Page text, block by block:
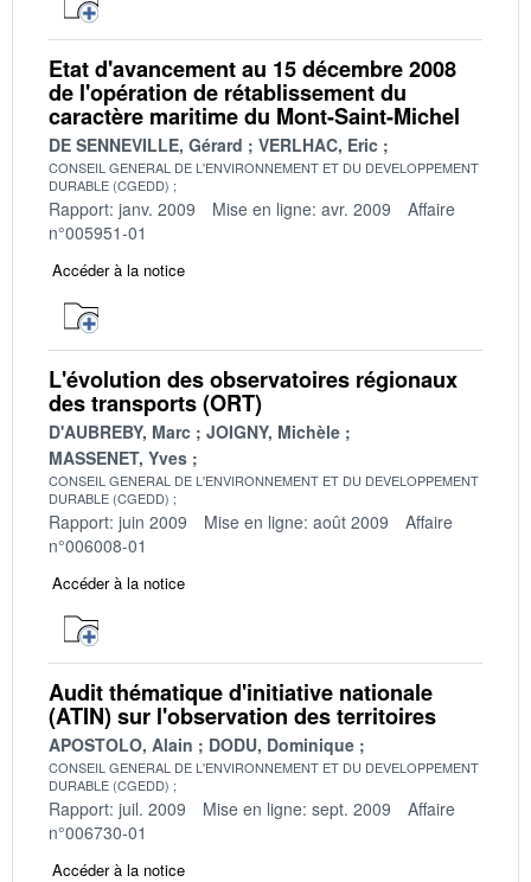
Etat d'avancement au 15 décembre 2008
de l'opération de rétablissement du
caractère maritime du Mont-Saint-Michel
DE SENNEVILLE, Gérard VERLHAC, Eric
CONSEIL GENERAL DE L'ENVIRONNEMENT ET DU DEVELOPPEMENT
DURABLE (CGEDD)
Rapport: janv. 2009 Mise en ligne: avr. 2009
Affaire
n°005951-01
Accéder à la notice
L'évolution des observatoires régionaux
des transports (ORT)
D'AUBREBY, Marc
JOIGNY, Michèle
MASSENET, Yves
CONSEIL GENERAL DE L'ENVIRONNEMENT ET DU DEVELOPPEMENT
DURABLE (CGEDD)
Rapport: juin 2009 Mise en ligne: août 2009
Affaire
n°006008-01
Accéder à la notice
Audit thématique d'initiative nationale
(ATIN) sur l'observation des territoires
APOSTOLO, Alain DODU, Dominique
CONSEIL GENERAL DE L'ENVIRONNEMENT ET DU DEVELOPPEMENT
DURABLE (CGEDD)
Rapport: juil. 2009 Mise en ligne: sept. 2009
Affaire
n°006730-01
Accéder à la notice